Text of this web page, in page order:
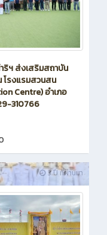
ริฯ ส่งเสริมสถาบัน
โรงแรมสวนสน
Centre) อำเภอ
310766
3 ปี ที่ผ่านมา